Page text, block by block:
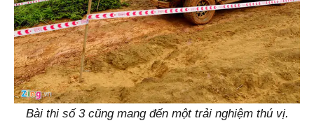
Bài thi số 3 cũng mang đến một trải nghiệm thú vị.